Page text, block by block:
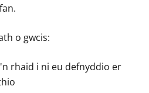
o gwcis:
rhaid i ni eu defnyddio er